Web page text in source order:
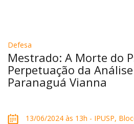
Defesa
Mestrado: A Morte do
Perpetuação da
Paranaguá Vianna
13/06/2024 às 13h - IPUSP,